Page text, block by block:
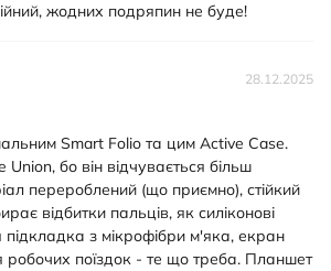
жодних подряпин не буде!
28.12.2025
Smart Folio та цим Active Case.
бо він відчувається більш
перероблений (що приємно), стійкий
відбитки пальців, як силіконові
підкладка з мікрофібри м'яка, екран
робочих поїздок - те що треба. Планшет